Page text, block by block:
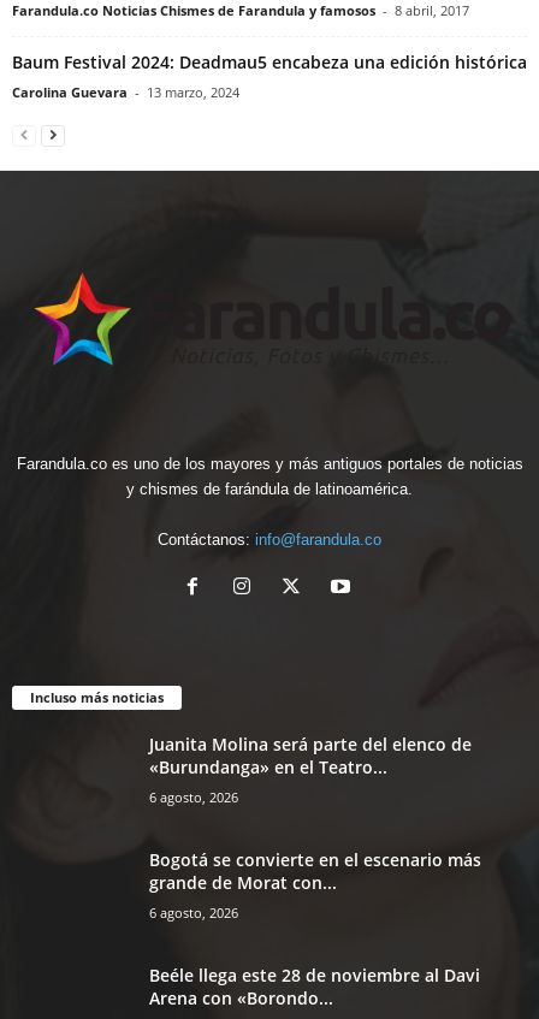
Farandula.co Noticias Chismes de Farandula y famosos - 8 abril, 2017
Baum Festival 2024: Deadmau5 encabeza una edición histórica
Carolina Guevara - 13 marzo, 2024
Farandula.co es uno de los mayores y más antiguos portales de noticias
y chismes de farándula de latinoamérica.
Contáctanos: info@farandula.co
Incluso más noticias
Juanita Molina será parte del elenco de
«Burundanga» en el Teatro...
6 agosto, 2026
Bogotá se convierte en el escenario más
grande de Morat con...
6 agosto, 2026
Beéle llega este 28 de noviembre al Davi
Arena con «Borondo...